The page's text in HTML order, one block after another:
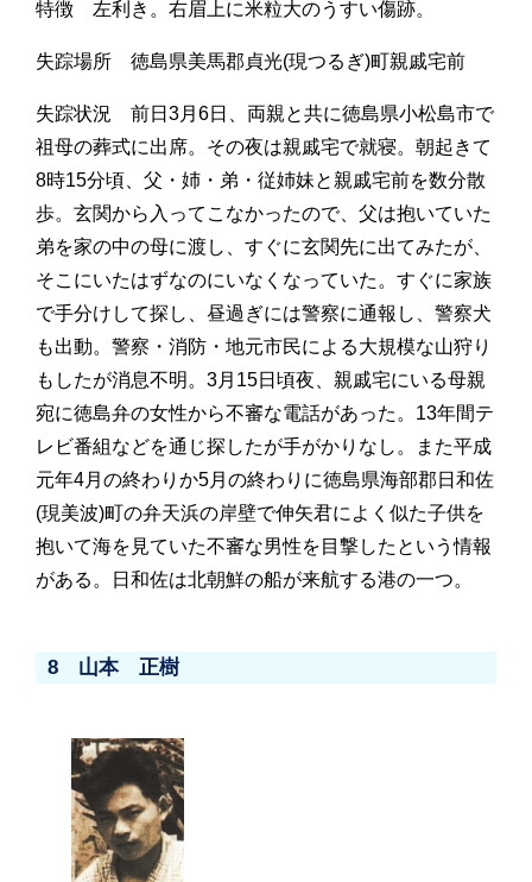
特徴 左利き。右眉上に米粒大のうすい傷跡。
失踪場所 徳島県美馬郡貞光(現つるぎ)町親戚宅前
失踪状況 前日3月6日、両親と共に徳島県小松島市で
祖母の葬式に出席。その夜は親戚宅で就寝。朝起きて
8時15分頃、父・姉・弟・従姉妹と親戚宅前を数分散
歩。玄関から入ってこなかったので、父は抱いていた
弟を家の中の母に渡し、すぐに玄関先に出てみたが、
そこにいたはずなのにいなくなっていた。すぐに家族
で手分けして探し、昼過ぎには警察に通報し、警察犬
も出動。警察・消防・地元市民による大規模な山狩り
もしたが消息不明。3月15日頃夜、親戚宅にいる母親
宛に徳島弁の女性から不審な電話があった。13年間テ
レビ番組などを通じ探したが手がかりなし。また平成
元年4月の終わりか5月の終わりに徳島県海部郡日和佐
(現美波)町の弁天浜の岸壁で伸矢君によく似た子供を
抱いて海を見ていた不審な男性を目撃したという情報
がある。日和佐は北朝鮮の船が来航する港の一つ。
8 山本 正樹